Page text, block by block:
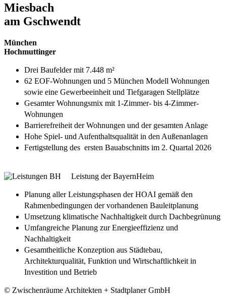
Miesbach
am Gschwendt
München
Hochmuttinger
Drei Baufelder mit 7.448 m²
62 EOF-Wohnungen und 5 München Modell Wohnungen
sowie eine Gewerbeeinheit und Tiefgaragen Stellplätze
Gesamter Wohnungsmix mit 1-Zimmer- bis 4-Zimmer-
Wohnungen
Barrierefreiheit der Wohnungen und der gesamten Anlage
Hohe Spiel- und Aufenthaltsqualität in den Außenanlagen
Fertigstellung des ersten Bauabschnitts im 2. Quartal 2026
Leistung der BayernHeim
Planung aller Leistungsphasen der HOAI gemäß den
Rahmenbedingungen der vorhandenen Bauleitplanung
Umsetzung klimatische Nachhaltigkeit durch Dachbegrünung
Umfangreiche Planung zur Energieeffizienz und
Nachhaltigkeit
Gesamtheitliche Konzeption aus Städtebau,
Architekturqualität, Funktion und Wirtschaftlichkeit in
Investition und Betrieb
© Zwischenräume Architekten + Stadtplaner GmbH